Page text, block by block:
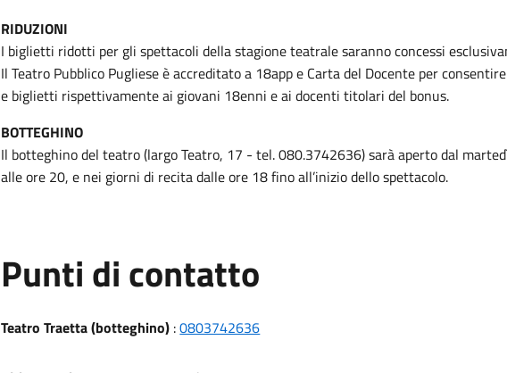
RIDUZIONI
I biglietti ridotti per gli spettacoli della stagione teatrale saranno concessi
Il Teatro Pubblico Pugliese è accreditato a 18app e Carta del Docente per
e biglietti rispettivamente ai giovani 18enni e ai docenti titolari del bonus.
BOTTEGHINO
Il botteghino del teatro (largo Teatro, 17 - tel. 080.3742636) sarà aperto dal
alle ore 20, e nei giorni di recita dalle ore 18 fino all’inizio dello spettacolo.
Punti di contatto
Teatro Traetta (botteghino) :0803742636